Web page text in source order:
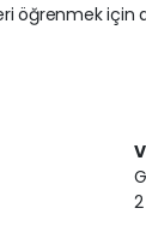
öğrenmek için
2